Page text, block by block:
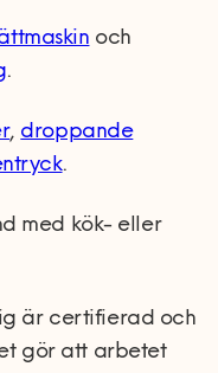
och
.
, droppande
.
med kök- eller
är certifierad och
gör att arbetet